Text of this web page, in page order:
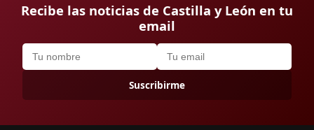
Recibe las noticias de Castilla y León en tu
email
Suscribirme